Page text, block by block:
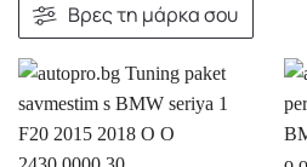
Βρες τη μάρκα σου